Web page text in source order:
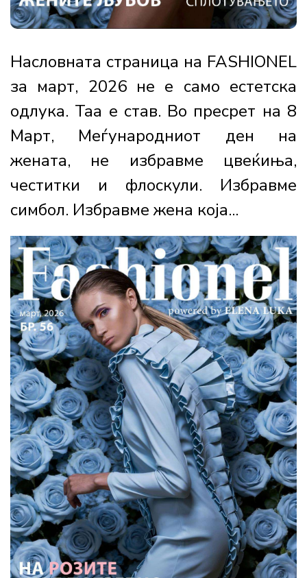
Насловната страница на FASHIONEL
за март, 2026 не е само естетска
одлука. Таа е став. Во пресрет на 8
Март, Меѓународниот ден на
жената, не избравме цвеќиња,
честитки и флоскули. Избравме
симбол. Избравме жена која...